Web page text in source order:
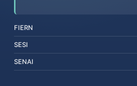
FIERN
SESI
SENAI